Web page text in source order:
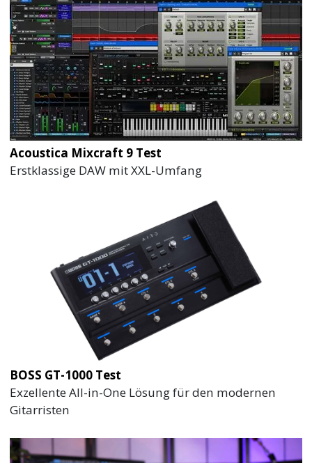
Acoustica Mixcraft 9 Test
Erstklassige DAW mit XXL-Umfang
BOSS GT-1000 Test
Exzellente All-in-One Lösung für den modernen
Gitarristen